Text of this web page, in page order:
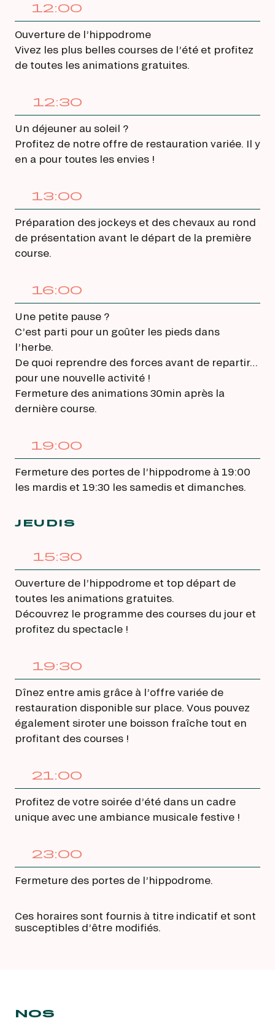
12:00
Ouverture de l’hippodrome
Vivez les plus belles courses de l’été et profitez
de toutes les animations gratuites.
12:30
Un déjeuner au soleil ?
Profitez de notre offre de restauration variée. Il y
en a pour toutes les envies !
13:00
Préparation des jockeys et des chevaux au rond
de présentation avant le départ de la première
course.
16:00
Une petite pause ?
C’est parti pour un goûter les pieds dans
l’herbe.
De quoi reprendre des forces avant de repartir…
pour une nouvelle activité !
Fermeture des animations 30min après la
dernière course.
19:00
Fermeture des portes de l’hippodrome à 19:00
les mardis et 19:30 les samedis et dimanches.
JEUDIS
15:30
Ouverture de l’hippodrome et top départ de
toutes les animations gratuites.
Découvrez le programme des courses du jour et
profitez du spectacle !
19:30
Dînez entre amis grâce à l’offre variée de
restauration disponible sur place. Vous pouvez
également siroter une boisson fraîche tout en
profitant des courses !
21:00
Profitez de votre soirée d’été dans un cadre
unique avec une ambiance musicale festive !
23:00
Fermeture des portes de l’hippodrome.
Ces horaires sont fournis à titre indicatif et sont
susceptibles d’être modifiés.
NOS